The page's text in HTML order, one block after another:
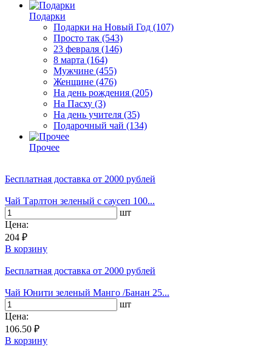
Подарки
Подарки на Новый Год (107)
Просто так (543)
23 февраля (146)
8 марта (164)
Мужчине (455)
Женщине (476)
На день рождения (205)
На Пасху (3)
На день учителя (35)
Подарочный чай (134)
Прочее
Бесплатная доставка от 2000 рублей
Чай Тарлтон зеленый с саусеп 100...
шт
Цена:
204 ₽
В корзину
Бесплатная доставка от 2000 рублей
Чай Юнити зеленый Манго /Банан 25...
шт
Цена:
106.50 ₽
В корзину